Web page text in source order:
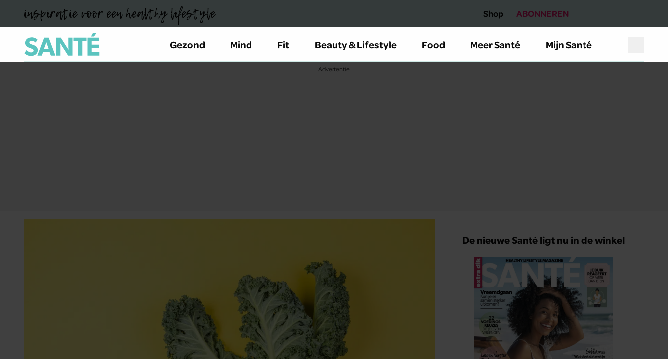
inspiratie voor een healthy lifestyle Shop ABONNEREN
Gezond Mind Fit Beauty & Lifestyle Food Meer Santé Mijn Santé
De nieuwe Santé ligt nu in de winkel